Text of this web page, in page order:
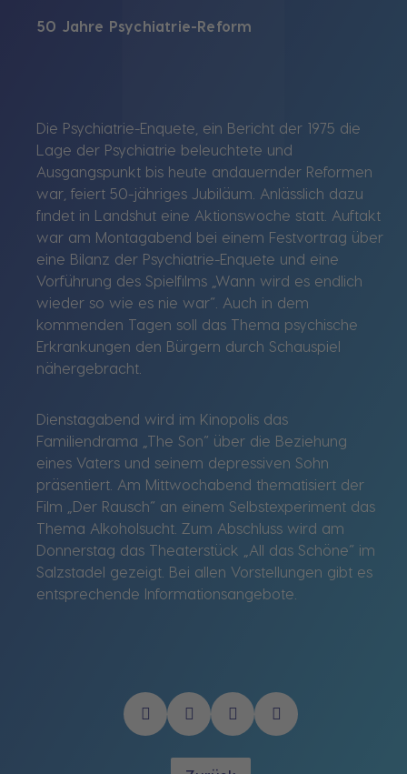
50 Jahre Psychiatrie-Reform
Die Psychiatrie-Enquete, ein Bericht der 1975 die
Lage der Psychiatrie beleuchtete und
Ausgangspunkt bis heute andauernder Reformen
war, feiert 50-jähriges Jubiläum. Anlässlich dazu
findet in Landshut eine Aktionswoche statt. Auftakt
war am Montagabend bei einem Festvortrag über
eine Bilanz der Psychiatrie-Enquete und eine
Vorführung des Spielfilms „Wann wird es endlich
wieder so wie es nie war“. Auch in dem
kommenden Tagen soll das Thema psychische
Erkrankungen den Bürgern durch Schauspiel
nähergebracht.
Dienstagabend wird im Kinopolis das
Familiendrama „The Son“ über die Beziehung
eines Vaters und seinem depressiven Sohn
präsentiert. Am Mittwochabend thematisiert der
Film „Der Rausch“ an einem Selbstexperiment das
Thema Alkoholsucht. Zum Abschluss wird am
Donnerstag das Theaterstück „All das Schöne“ im
Salzstadel gezeigt. Bei allen Vorstellungen gibt es
entsprechende Informationsangebote.